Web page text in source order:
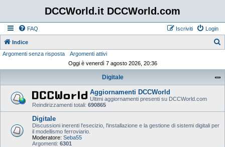
DCCWorld.it DCCWorld.com
FAQ Login
Iscriviti
Indice
Argomenti senza risposta
Argomenti attivi
Oggi è venerdì 7 agosto 2026, 20:36
Digitale
Aggiornamenti DCCWorld
Ultimi aggiornamenti presenti su DCCWorld.com
Reindirizzamenti totali: 690865
Digitale
Discussioni inerenti l'esecizio, l'installazione e la gestione di sistemi digitali per
il modellismo ferroviario.
Moderatore: Seba55
Argomenti: 6301